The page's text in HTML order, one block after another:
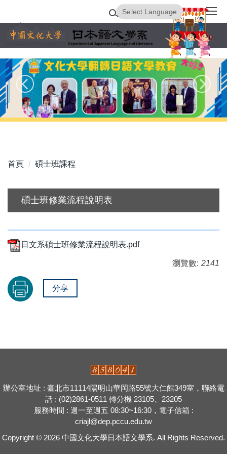
主
內
容
區
Translate
首頁 碩士班課程
碩士班修業流程說明表
日文系碩士班修業流程說明表.pdf
瀏覽數: 2141
分享
辦公室地址 : 臺北市11114陽明山華岡路55號大仁館349室，聯絡電
話 : (02)2861-0511 轉分機 23105、23205
服務時間 : 週一至週五 08:30~16:30，電子信箱 :
criajl@dep.pccu.edu.tw
Copyright © 2026 中國文化大學日本語文學系. All Rights Reserved.